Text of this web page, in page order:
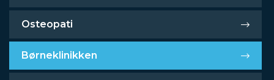
Osteopati
Børneklinikken